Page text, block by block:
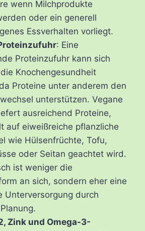
wenn Milchprodukte
oder ein generell
Essverhalten vorliegt.
: Eine
Proteinzufuhr kann sich
Knochengesundheit
Proteine unter anderem den
unterstützen. Vegane
ausreichend Proteine,
auf eiweißreiche pflanzliche
wie Hülsenfrüchte, Tofu,
oder Seitan geachtet wird.
ist weniger die
an sich, sondern eher eine
Unterversorgung durch
Zink und Omega-3-